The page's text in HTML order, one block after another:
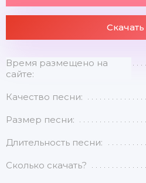
Скачать
Время размещено на
сайте:
Качество песни:
Размер песни:
Длительность песни:
Сколько скачать?